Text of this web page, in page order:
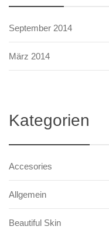
September 2014
März 2014
Kategorien
Accesories
Allgemein
Beautiful Skin